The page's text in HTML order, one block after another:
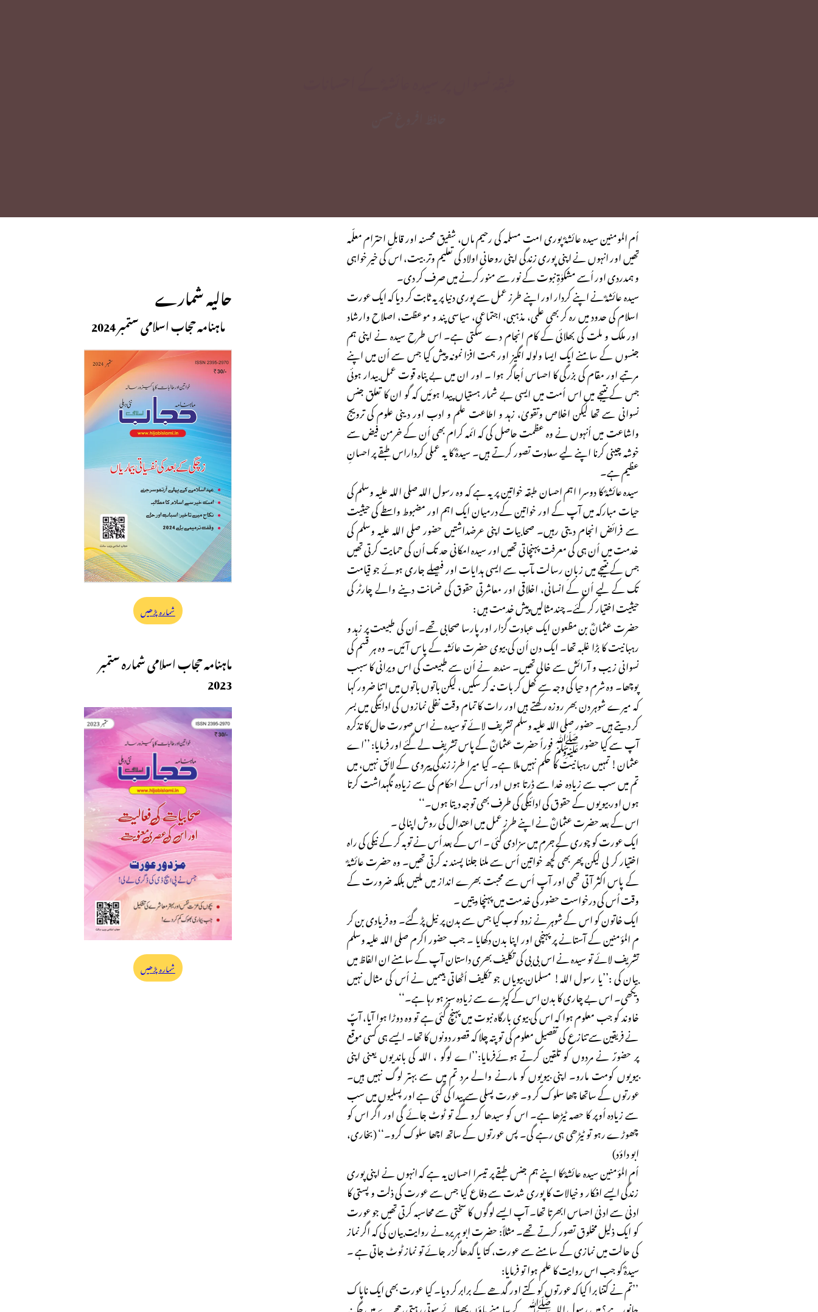
اُم المومنین سیده عائشهؓ پوری امت مسلمہ کی رحیم ماں، شفیق محسنہ اور قابلِ احترام معلّمہ
تھیں اور انہوں نے اپنی پوری زندگی اپنی روحانی اولاد کی تعلیم وتربیت، اس کی خیر خواہی
و ہمدردی اور اُسے مشکوٰۃِ نبوت کے نور سے منور کرنے میں صرف کر دی۔
سیدہ عائشہؓ نے اپنے کردار اور اپنے طرز عمل سے پوری دنیا پر یہ ثابت کر دیا کہ ایک عورت
اسلام کی حدود میں رہ کر بھی علمی، مذہبی، اجتماعی، سیاسی پند و موعظت، اصلاح وارشاد
اور ملک و ملت کی بھلائی کے کام انجام دے سکتی ہے۔ اس طرح سیدہ نے اپنی ہم
جنسوں کے سامنے ایک ایسا ولولہ انگیز اور ہمت افزا نمونہ پیش کیا جس سے اُن میں اپنے
مرتبے اور مقام کی بزرگی کا احساس اُجاگر ہوا ۔ اور ان میں بے پناہ قوت عمل بیدار ہوئی
جس کے نتیجے میں اس اُمت میں ایسی بے شمار ہستیاں پیدا ہوئیں کہ گو ان کا تعلق جنس
نسوانی سے تھا لیکن اخلاص وتقویٰ، زہد و اطاعت علم و ادب اور دینی علوم کی ترویج
واشاعت میں اُنہوں نے وہ عظمت حاصل کی که ائمہ کرام بھی اُن کے خرمن فیض سے
خوشہ چینی کرنا اپنے لیے سعادت تصور کرتے ہیں۔ سیدہؓ کا یہ عملی کرداراس طبقے پر احسانِ
عظیم ہے۔
سیدہ عائشہؓ کا دوسرا اہم احسان طبقہ خواتین پر یہ ہے کہ وہ رسول اللہ صلی اللہ علیہ وسلم کی
حیات مبارکہ میں آپ کے اور خواتین کے درمیان ایک اہم اور مضبوط واسطے کی حیثیت
سے فرائض انجام دیتی رہیں۔ صحابیات اپنی عرضداشتیں حضور صلی اللہ علیہ وسلم کی
خدمت میں اُن ہی کی معرفت پہنچاتی تھیں اور سیدہ امکانی حد تک اُن کی حمایت کرتی تھیں
جس کے نتیجے میں زبانِ رسالت مآب سے ایسی ہدایات اور فیصلے جاری ہوئے جو قیامت
تک کے لیے اُن کے انسانی، اخلاقی اور معاشرتی حقوق کی ضمانت دینے والے چارٹر کی
حیثیت اختیار کر گئے۔ چندمثالیں پیش خدمت ہیں :
حضرت عثمانؓ بن مظعون ایک عبادت گزار اور پارسا صحابی تھے۔ اُن کی طبیعت پر زہد و
رہبانیت کا بڑا غلبہ تھا۔ ایک دن اُن کی بیوی حضرت عائشہ کے پاس آئیں۔ وہ ہر قسم کی
نسوانی زیب و آرائش سے خالی تھیں۔ سندھ نے اُن سے طبیعت کی اس ویرانی کا سبب
پوچھا۔ وہ شرم و حیا کی وجہ سے کھل کر بات نہ کر سکیں ، لیکن باتوں باتوں میں اتنا ضرور کہا
کہ میرے شوہر دن بھر روزہ رکھتے ہیں اور رات کا تمام وقت نفلی نمازوں کی ادائیگی میں بسر
کر دیتے ہیں۔ حضور صلی اللہ علیہ وسلم تشریف لائے تو سیدہ نے اس صورت حال کا تذکرہ
آپ سے کیا حضور ﷺ فوراً حضرت عثمانؓ کے پاس تشریف لے گئے اور فرمایا: ’’اے
عثمان! تمہیں رہبانیت کا حکم نہیں ملا ہے۔ کیا میرا طرز زندگی پیروی کے لائق نہیں، میں
تم میں سب سے زیادہ خدا سے ڈرتا ہوں اور اُس کے احکام کی سے زیادہ نگہداشت کرتا
ہوں اور بیویوں کے حقوق کی ادائیگی کی طرف بھی توجہ دیتا ہوں۔‘‘
اس کے بعد حضرت عثمانؓ نے اپنے طرز عمل میں اعتدال کی روش اپنالی ۔
ایک عورت کو چوری کے جرم میں سزادی گئی ۔ اس کے بعد اُس نے توبہ کر کے نیکی کی راہ
اختیار کر لی لیکن پھر بھی کچھ خواتین اُس سے ملنا جلنا پسند نہ کرتی تھیں۔ وہ حضرت عائشہؓ
کے پاس اکثر آتی تھی اور آپ اُس سے محبت بھرے انداز میں ملتیں بلکہ ضرورت کے
وقت اُس کی درخواست حضور کی خدمت میں پہنچا دیتیں ۔
ایک خاتون کو اس کے شوہر نے زدو کوب کیا جس سے بدن پر نیل پڑ گئے۔ وہ فریادی بن کر
م المؤمنین کے آستانے پر پہنچی اور اپنا بدن دکھایا ۔ جب حضور اکرم صلی اللہ علیہ وسلم
تشریف لائے تو سیدہ نے اس بی بی کی تکلیف بھری داستان آپ کے سامنے ان الفاظ میں
بیان کی :’’یا رسول اللہ! مسلمان بیویاں جو تکلیف اُٹھاتی ہیںمیں نے اُس کی مثال نہیں
دیکھی۔ اس بے چاری کا بدن اس کے کپڑے سے زیادہ سبز ہو رہا ہے۔‘‘
خاوند کو جب معلوم ہوا کہ اس کی بیوی بارگاہ نبوت میں پہنچ گئی ہے تو وہ دوڑا ہوا آیا، آپؐ
نے فریقین سے تنازع کی تفصیل معلوم کی تو پتہ چلا کہ قصور دونوں کا تھا۔ ایسے ہی کسی موقع
پر حضورؐ نے مردوں کو تلقین کرتے ہوئےفرمایا:’’اے لوگو ، اللہ کی باندیوں یعنی اپنی
بیویوں کومت مارو۔ اپنی بیویوں کو مارنے والے مرد تم میں سے بہتر لوگ نہیں ہیں۔
عورتوں کے ساتھا چھا سلوک کر و۔ عورت پسلی سے پیدا کی گئی ہے اور پسلیوں میں سب
سے زیادہ اُوپر کا حصہ ٹیڑھا ہے۔ اس کو سیدھا کرو گے تو ٹوٹ جائے گی اور اگر اس کو
چھوڑے رہو تو ٹیڑھی ہی رہے گی۔ پس عورتوں کے ساتھ اچھا سلوک کرو۔‘‘ (بخاری،
ابو داؤد)
اُم المؤمنین سیدہ عائشہؓ کا اپنے ہم جنس طبقے پر تیسرا احسان یہ ہے کہ انہوں نے اپنی پوری
زندگی ایسے افکار و خیالات کا پوری شدت سے دفاع کیا جس سے عورت کی ذلت و پستی کا
ادنیٰ سے ادنیٰ احساس ابھرتا تھا۔ آپ ایسے لوگوں کا سختی سے محاسبہ کرتی تھیں جو عورت
کو ایک ذلیل مخلوق تصور کرتے تھے۔ مثلاً: حضرت ابو ہریرہ نے روایت بیان کی کہ اگر نماز
کی حالت میں نمازی کے سامنے سے عورت، کتا یا گدھا گزر جائے تو نماز ٹوٹ جاتی ہے ۔
سیدہؓ کو جب اس روایت کا علم ہوا تو فرمایا:
’’تم نے کتنا برا کیا کہ عورتوں کو کتے اور گدھے کے برابر کر دیا۔ کیا عورت بھی ایک ناپاک
جانور ہے؟ میں رسول اللہ ﷺ کے سامنے پاؤں پھیلائے سوتی رہتی،حجرے میں جگہ نہ
حالیہ شمارے
ماہنامہ حجاب اسلامی ستمبر 2024
شمارہ پڑھیں
ماہنامہ حجاب اسلامی شمارہ ستمبر
2023
شمارہ پڑھیں